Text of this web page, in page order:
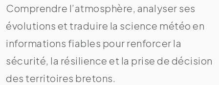
Comprendre l’atmosphère, analyser ses
évolutions et traduire la science météo en
informations fiables pour renforcer la
sécurité, la résilience et la prise de décision
des territoires bretons.